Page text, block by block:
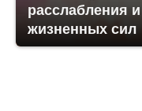
расслабления
жизненных сил